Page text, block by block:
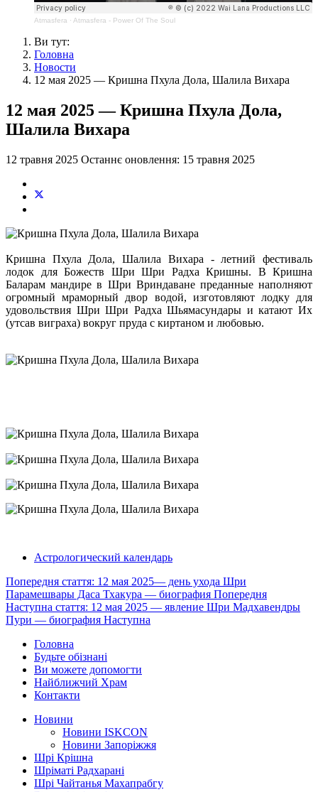
Atmasfera · Atmasfera - Power Of The Soul
Ви тут:
Головна
Новости
12 мая 2025 — Кришна Пхула Дола, Шалила Вихара
12 мая 2025 — Кришна Пхула Дола,
Шалила Вихара
12 травня 2025 Останнє оновлення: 15 травня 2025
Кришна Пхула Дола, Шалила Вихара - летний фестиваль
лодок для Божеств Шри Шри Радха Кришны. В Кришна
Баларам мандире в Шри Вриндаване преданные наполняют
огромный мраморный двор водой, изготовляют лодку для
удовольствия Шри Шри Радха Шьямасундары и катают Их
(утсав виграха) вокруг пруда с киртаном и любовью.
Астрологический календарь
Попередня стаття: 12 мая 2025— день ухода Шри
Парамешвары Даса Тхакура — биография Попередня
Наступна стаття: 12 мая 2025 — явление Шри Мадхавендры
Пури — биография Наступна
Головна
Будьте обізнані
Ви можете допомогти
Найближчий Храм
Контакти
Новини
Новини ISKCON
Новини Запоріжжя
Шрі Крішна
Шріматі Радхарані
Шрі Чайтанья Махапрабгу